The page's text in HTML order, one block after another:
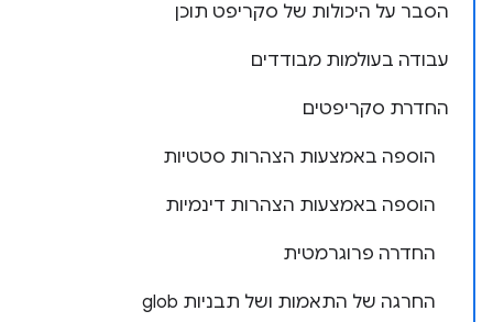
הסבר על היכולות של סקריפט תוכן
עבודה בעולמות מבודדים
החדרת סקריפטים
הוספה באמצעות הצהרות סטטיות
הוספה באמצעות הצהרות דינמיות
החדרה פרוגרמטית
החרגה של התאמות ושל תבניות glob